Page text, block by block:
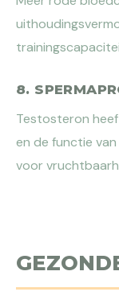
8.
Testosteron
en de functie
voor